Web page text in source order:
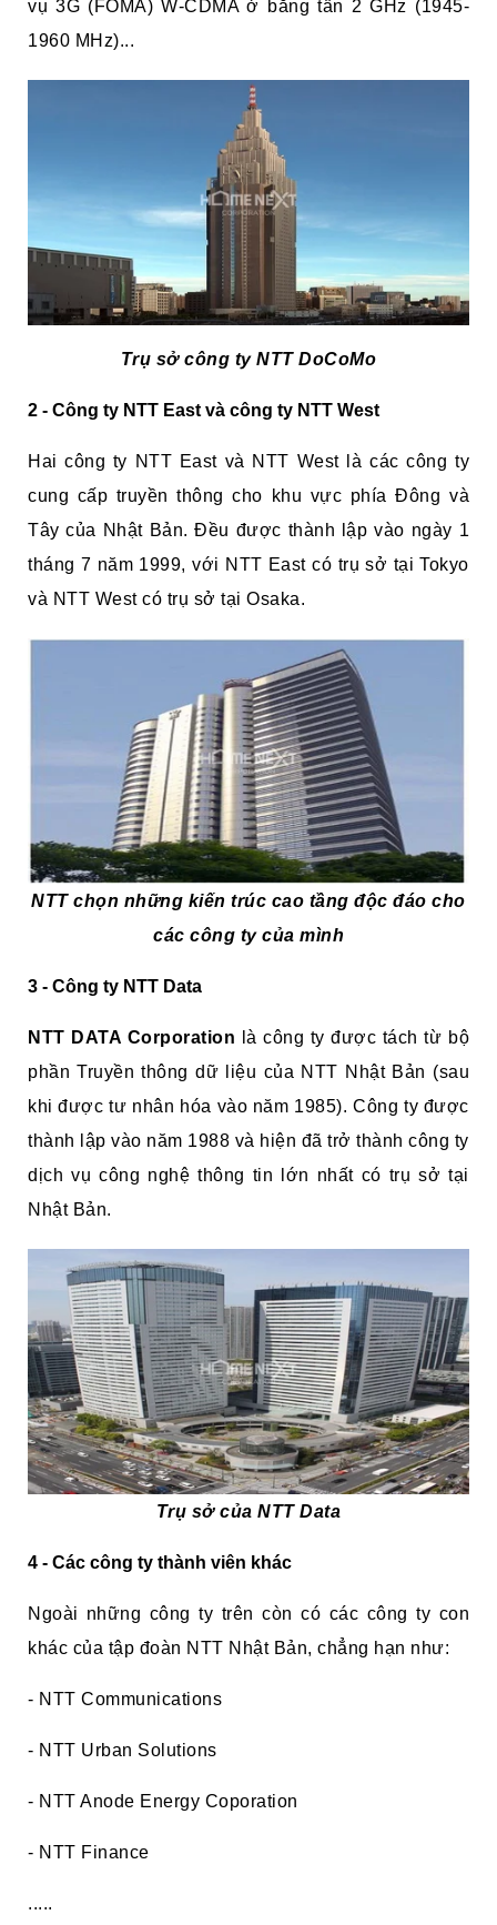
vụ3G (FOMA) W-CDMA ở băng tần 2 GHz (1945-
1960 MHz)...
Trụ sở công ty NTT DoCoMo
2 - Công ty NTT East và công ty NTT West
Hai công ty NTT East và NTT West là các công ty
cung cấp truyền thông cho khu vực phía Đông và
Tây của Nhật Bản. Đều được thành lập vào ngày 1
tháng 7 năm 1999, với NTT East có trụ sở tại Tokyo
và NTT West có trụ sở tại Osaka.
NTT chọn những kiến trúc cao tầng độc đáo cho
các công ty của mình
3 - Công ty NTT Data
NTT DATA Corporation
là công ty được tách từ bộ
phần Truyền thông dữ liệu của NTT Nhật Bản (sau
khi được tư nhân hóa vào năm 1985). Công ty được
thành lập vào năm 1988 và hiện đã trở thành công ty
dịch vụ công nghệ thông tin lớn nhất có trụ sở tại
Nhật Bản.
Trụ sở của NTT Data
4 - Các công ty thành viên khác
Ngoài những công ty trên còn có các công ty con
khác của tập đoàn NTT Nhật Bản, chẳng hạn như:
- NTT Communications
- NTT Urban Solutions
- NTT Anode Energy Coporation
- NTT Finance
.....